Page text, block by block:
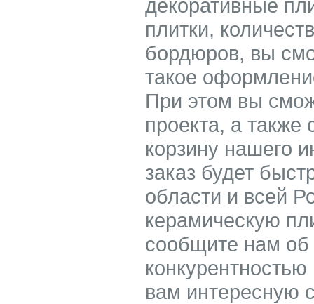
декоративные
плитки,
бордюров, вы
такое
При этом вы
проекта, а также
корзину нашего
заказ будет
области и всей
керамическую
сообщите нам
вам интересную